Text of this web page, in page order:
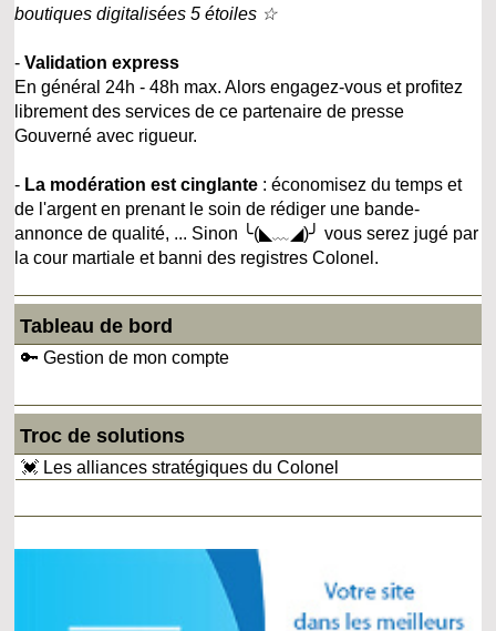
boutiques digitalisées 5 étoiles ☆
-Validation express
En général 24h - 48h max. Alors engagez-vous et profitez
librement des services de ce partenaire de presse
Gouverné avec rigueur.
- La modération est cinglante : économisez du temps et
de l'argent en prenant le soin de rédiger une bande-
annonce de qualité, ... Sinon ╰(◣﹏◢)╯ vous serez jugé par
la cour martiale et banni des registres Colonel.
Tableau de bord
🔑 Gestion de mon compte
Troc de solutions
💓 Les alliances stratégiques du Colonel